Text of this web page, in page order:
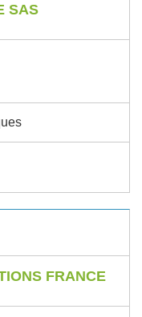
SAS
FRANCE